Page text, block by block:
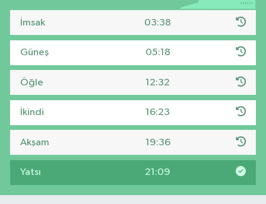
İmsak 03:38
Güneş 05:18
Öğle 12:32
İkindi 16:23
Akşam 19:36
Yatsı 21:09